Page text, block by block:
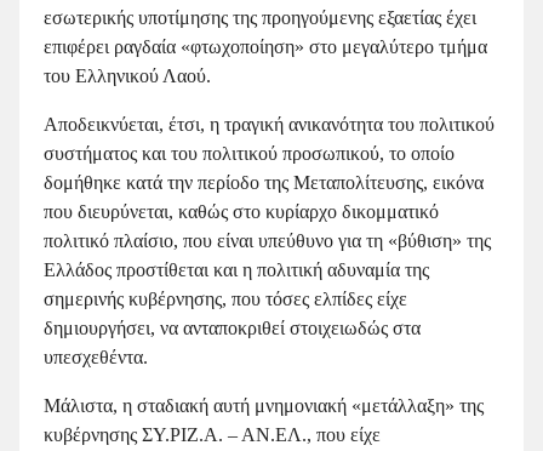
εσωτερικής υποτίμησης της προηγούμενης εξαετίας έχει
επιφέρει ραγδαία «φτωχοποίηση» στο μεγαλύτερο τμήμα
του Ελληνικού Λαού.
Αποδεικνύεται, έτσι, η τραγική ανικανότητα του πολιτικού
συστήματος και του πολιτικού προσωπικού, το οποίο
δομήθηκε κατά την περίοδο της Μεταπολίτευσης, εικόνα
που διευρύνεται, καθώς στο κυρίαρχο δικομματικό
πολιτικό πλαίσιο, που είναι υπεύθυνο για τη «βύθιση» της
Ελλάδος προστίθεται και η πολιτική αδυναμία της
σημερινής κυβέρνησης, που τόσες ελπίδες είχε
δημιουργήσει, να ανταποκριθεί στοιχειωδώς στα
υπεσχεθέντα.
Μάλιστα, η σταδιακή αυτή μνημονιακή «μετάλλαξη» της
κυβέρνησης ΣΥ.ΡΙΖ.Α. – ΑΝ.ΕΛ., που είχε